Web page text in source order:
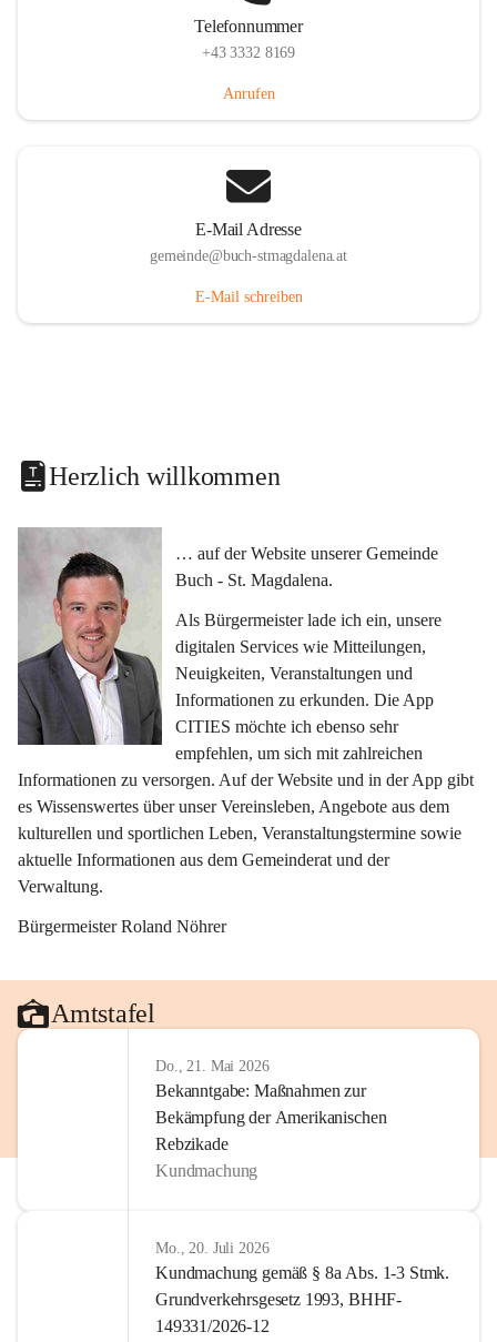
Telefonnummer
+43 3332 8169
Anrufen
E-Mail Adresse
gemeinde@buch-stmagdalena.at
E-Mail schreiben
Herzlich willkommen
… auf der Website unserer Gemeinde
Buch - St. Magdalena.
Als Bürgermeister lade ich ein, unsere
digitalen Services wie Mitteilungen,
Neuigkeiten, Veranstaltungen und
Informationen zu erkunden. Die App
CITIES möchte ich ebenso sehr
empfehlen, um sich mit zahlreichen
Informationen zu versorgen. Auf der Website und in der App gibt
es Wissenswertes über unser Vereinsleben, Angebote aus dem
kulturellen und sportlichen Leben, Veranstaltungstermine sowie
aktuelle Informationen aus dem Gemeinderat und der
Verwaltung.
Bürgermeister Roland Nöhrer
Amtstafel
Do., 21. Mai 2026
Bekanntgabe: Maßnahmen zur
Bekämpfung der Amerikanischen
Rebzikade
Kundmachung
Mo., 20. Juli 2026
Kundmachung gemäß § 8a Abs. 1-3 Stmk.
Grundverkehrsgesetz 1993, BHHF-
149331/2026-12